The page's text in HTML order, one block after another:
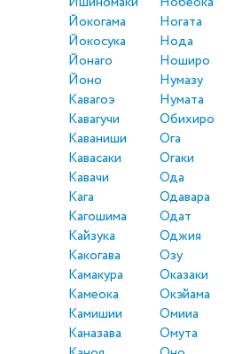
Йокогама
Йокосука
Йонаго
Йоно
Кавагоэ
Кавагучи
Каваниши
Кавасаки
Кавачи
Кага
Кагошима
Кайзука
Какогава
Камакура
Камеока
Камишии
Каназава
Ногата
Нода
Ноширо
Нумазу
Нумата
Обихиро
Ога
Огаки
Ода
Одавара
Одат
Оджия
Озу
Оказаки
Окэйама
Омииа
Омута